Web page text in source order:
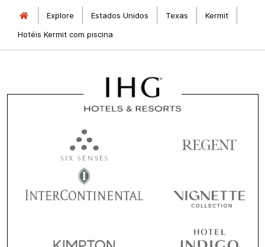
Explore Estados Unidos Texas
Kermit
Hotéis Kermit com piscina